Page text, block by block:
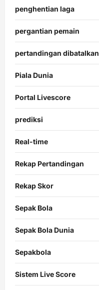
penghentian laga
pergantian pemain
pertandingan dibatalkan
Piala Dunia
Portal Livescore
prediksi
Real-time
Rekap Pertandingan
Rekap Skor
Sepak Bola
Sepak Bola Dunia
Sepakbola
Sistem Live Score